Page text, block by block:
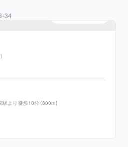
34
より徒歩10分​（800m)